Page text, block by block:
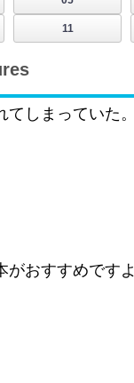
11
しまっていた。
おすすめですよ